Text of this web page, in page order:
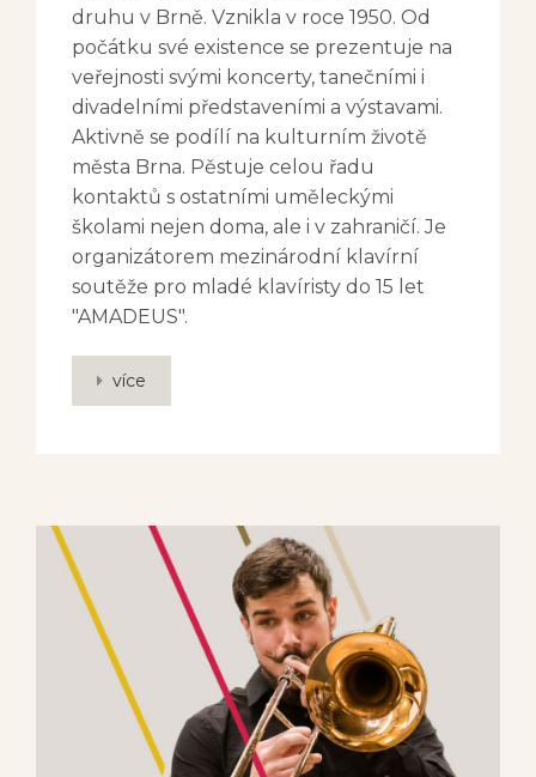
druhu v Brně. Vznikla v roce 1950. Od
počátku své existence se prezentuje na
veřejnosti svými koncerty, tanečními i
divadelními představeními a výstavami.
Aktivně se podílí na kulturním životě
města Brna. Pěstuje celou řadu
kontaktů s ostatními uměleckými
školami nejen doma, ale i v zahraničí. Je
organizátorem mezinárodní klavírní
soutěže pro mladé klavíristy do 15 let
"AMADEUS".
více